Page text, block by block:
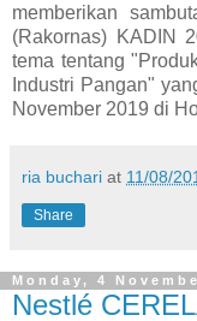
memberikan
(Rakornas) KADIN
tema tentang
Industri Pangan"
November 2019 di
ria buchari at 11/08/
Share
Monday, 4
Nestlé